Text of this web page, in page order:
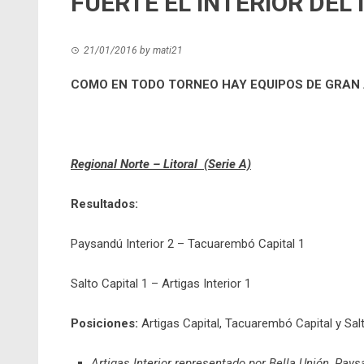
21/01/2016 by mati21
COMO EN TODO TORNEO HAY EQUIPOS DE
Regional Norte – Litoral (Serie A)
Resultados:
Paysandú Interior 2 – Tacuarembó Capital 1
Salto Capital 1 – Artigas Interior 1
Posiciones: Artigas Capital, Tacuarembó Capital y